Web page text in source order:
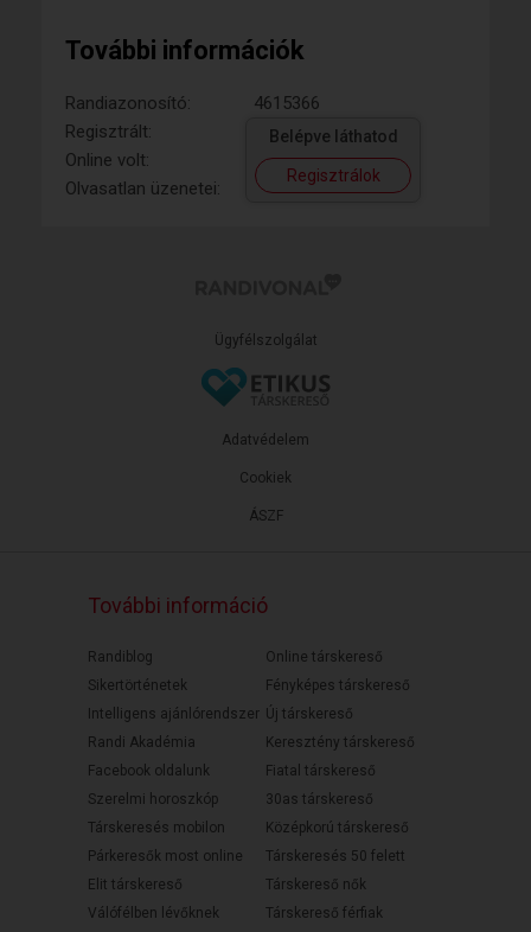
További információk
Randiazonosító:
4615366
Regisztrált:
Online volt:
Olvasatlan üzenetei:
Belépve láthatod
Regisztrálok
Ügyfélszolgálat
ÁSZF
Adatvédelem
Cookiek
További információ
Randiblog
Sikertörténetek
Intelligens ajánlórendszer
Randi Akadémia
Facebook oldalunk
Szerelmi horoszkóp
Társkeresés mobilon
Párkeresők most online
Elit társkereső
Válófélben lévőknek
Online társkereső
Fényképes társkereső
Új társkereső
Keresztény társkereső
Fiatal társkereső
30as társkereső
Középkorú társkereső
Társkeresés 50 felett
Társkereső nők
Társkereső férfiak